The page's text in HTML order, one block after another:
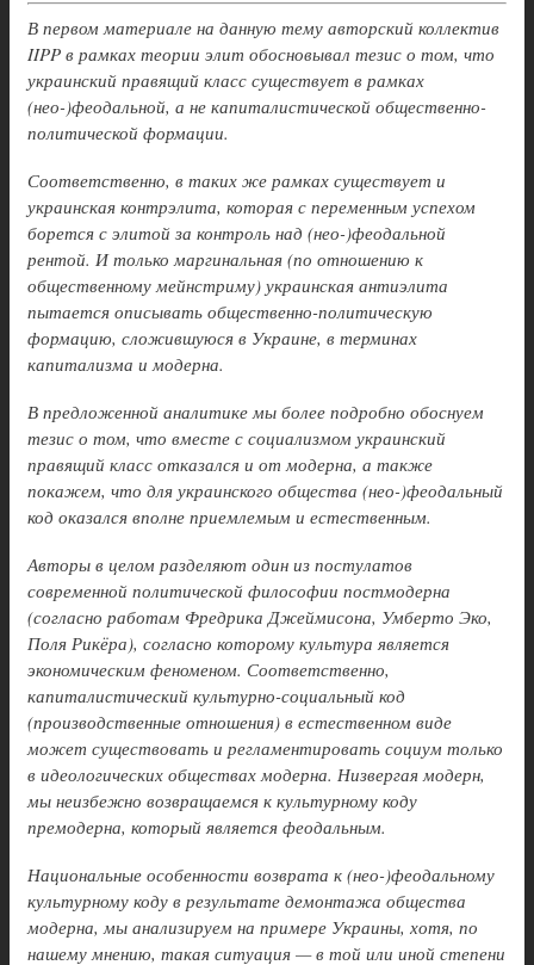
В первом материале на данную тему авторский коллектив
IIPP в рамках теории элит обосновывал тезис о том, что
украинский правящий класс существует в рамках
(нео-)феодальной, а не капиталистической общественно-
политической формации.
Соответственно, в таких же рамках существует и
украинская контрэлита, которая с переменным успехом
борется с элитой за контроль над (нео-)феодальной
рентой. И только маргинальная (по отношению к
общественному мейнстриму) украинская антиэлита
пытается описывать общественно-политическую
формацию, сложившуюся в Украине, в терминах
капитализма и модерна.
В предложенной аналитике мы более подробно обоснуем
тезис о том, что вместе с социализмом украинский
правящий класс отказался и от модерна, а также
покажем, что для украинского общества (нео-)феодальный
код оказался вполне приемлемым и естественным.
Авторы в целом разделяют один из постулатов
современной политической философии постмодерна
(согласно работам Фредрика Джеймисона, Умберто Эко,
Поля Рикёра), согласно которому культура является
экономическим феноменом. Соответственно,
капиталистический культурно-социальный код
(производственные отношения) в естественном виде
может существовать и регламентировать социум только
в идеологических обществах модерна. Низвергая модерн,
мы неизбежно возвращаемся к культурному коду
премодерна, который является феодальным.
Национальные особенности возврата к (нео-)феодальному
культурному коду в результате демонтажа общества
модерна, мы анализируем на примере Украины, хотя, по
нашему мнению, такая ситуация — в той или иной степени